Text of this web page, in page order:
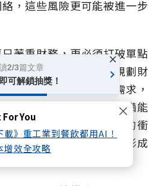
You
載》重工業到餐飲都用AI！
增效全攻略
，這些風險更可能被進一步
著重財務，更必須打破單點
全方位規劃，除了持續規劃財
考健康管理、未來照護需求，
網絡。當不同面向的準備能
於降低風險對生活造成的衝
生活與財務因缺乏支持而形成
同人生階段挑戰的韌性。
2/3篇文章
可解鎖抽獎！
×